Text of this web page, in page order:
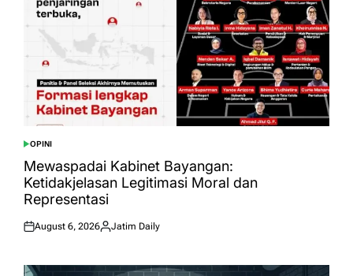
POSTED
IN
OPINI
Mewaspadai Kabinet Bayangan:
Ketidakjelasan Legitimasi Moral dan
Representasi
Posted
August 6, 2026
Posted
Jatim Daily